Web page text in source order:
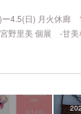
4.5(日) 月火休廊
野里美 個展 -甘美